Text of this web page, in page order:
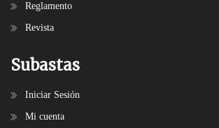
Reglamento
Revista
Subastas
Iniciar Sesión
Mi cuenta